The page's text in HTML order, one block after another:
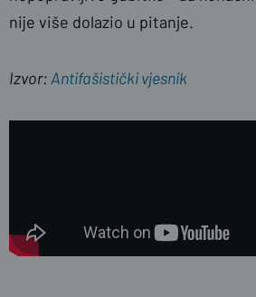
nije više dolazio u pitanje.
Izvor: Antifašistički vjesnik